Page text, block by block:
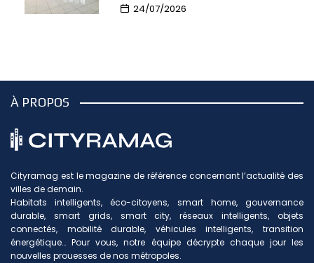
24/07/2026
À PROPOS
Cityramag est le magazine de référence concernant l’actualité des
villes de demain.
Habitats intelligents, éco-citoyens, smart home, gouvernance
durable, smart grids, smart city, réseaux intelligents, objets
connectés, mobilité durable, véhicules intelligents, transition
énergétique… Pour vous, notre équipe décrypte chaque jour les
nouvelles prouesses de nos métropoles.